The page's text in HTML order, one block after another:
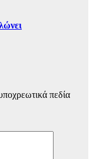
πεδία